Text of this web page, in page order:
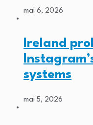
mai 6, 2026
Ireland
systems
mai 5, 2026